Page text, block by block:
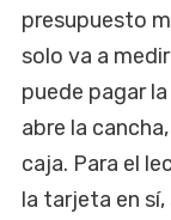
presupuesto
solo va a
puede pagar
abre la
caja. Para el
la tarjeta en sí,